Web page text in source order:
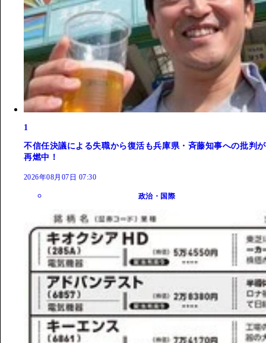
1
不信任決議による失職から復活も兵庫県・斉藤知事への批判が
再燃中！
2026年08月07日 07:30
政治・国際